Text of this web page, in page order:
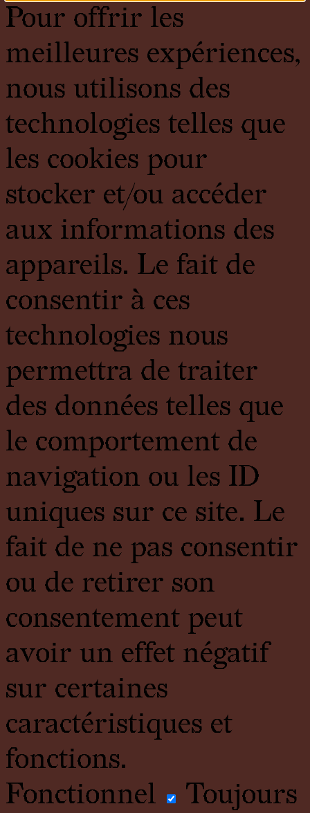
Pour offrir les
meilleures expériences,
nous utilisons des
technologies telles que
les cookies pour
stocker et/ou accéder
aux informations des
appareils. Le fait de
consentir à ces
technologies nous
permettra de traiter
des données telles que
le comportement de
navigation ou les ID
uniques sur ce site. Le
fait de ne pas consentir
ou de retirer son
consentement peut
avoir un effet négatif
sur certaines
caractéristiques et
fonctions.
Fonctionnel
Toujours